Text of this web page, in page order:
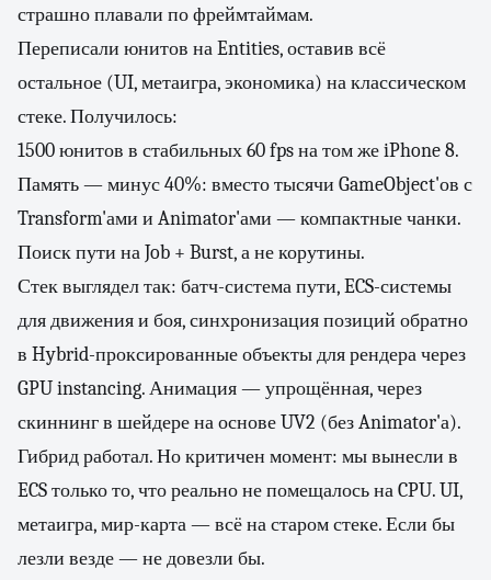
страшно плавали по фреймтаймам.
Переписали юнитов на Entities, оставив всё
остальное (UI, метаигра, экономика) на классическом
стеке. Получилось:
1500 юнитов в стабильных 60 fps на том же iPhone 8.
Память — минус 40%: вместо тысячи GameObject'ов с
Transform'ами и Animator'ами — компактные чанки.
Поиск пути на Job + Burst, а не корутины.
Стек выглядел так: батч-система пути, ECS-системы
для движения и боя, синхронизация позиций обратно
в Hybrid-проксированные объекты для рендера через
GPU instancing. Анимация — упрощённая, через
скиннинг в шейдере на основе UV2 (без Animator'а).
Гибрид работал. Но критичен момент: мы вынесли в
ECS только то, что реально не помещалось на CPU. UI,
метаигра, мир-карта — всё на старом стеке. Если бы
лезли везде — не довезли бы.